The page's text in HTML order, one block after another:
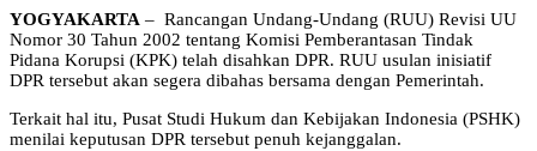
YOGYAKARTA – Rancangan Undang-Undang (RUU) Revisi UU
Nomor 30 Tahun 2002 tentang Komisi Pemberantasan Tindak
Pidana Korupsi (KPK) telah disahkan DPR. RUU usulan inisiatif
DPR tersebut akan segera dibahas bersama dengan Pemerintah.
Terkait hal itu, Pusat Studi Hukum dan Kebijakan Indonesia (PSHK)
menilai keputusan DPR tersebut penuh kejanggalan.